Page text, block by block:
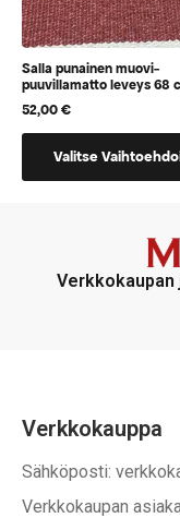
Salla punainen muovi-
puuvillamatto leveys 68
52,00€
Valitse
voidaan
Verkkokauppa
Sähköposti:
Verkkokaupan